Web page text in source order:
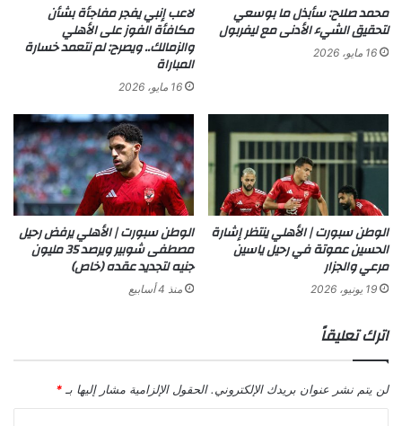
محمد صلاح: سأبذل ما بوسعي
لتحقيق الشيء الأدنى مع ليفربول
16 مايو، 2026
لاعب إنبي يفجر مفاجأة بشأن
مكافأة الفوز على الأهلي
والزمالك.. ويصرح: لم نتعمد خسارة
المباراة
16 مايو، 2026
الوطن سبورت | الأهلي ينتظر إشارة
الحسين عموتة في رحيل ياسين
مرعي والجزار
19 يونيو، 2026
الوطن سبورت | الأهلي يرفض رحيل
مصطفى شوبير ويرصد 35 مليون
جنيه لتجديد عقده (خاص)
منذ 4 أسابيع
اترك تعليقاً
لن يتم نشر عنوان بريدك الإلكتروني. الحقول الإلزامية مشار إليها بـ *